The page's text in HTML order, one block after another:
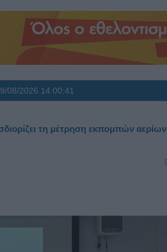
08/2026 14:00:42
τη μέτρηση εκπομπών αερίων